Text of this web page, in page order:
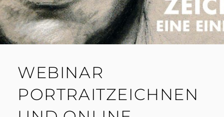
WEBINAR
PORTRAITZEICHNEN